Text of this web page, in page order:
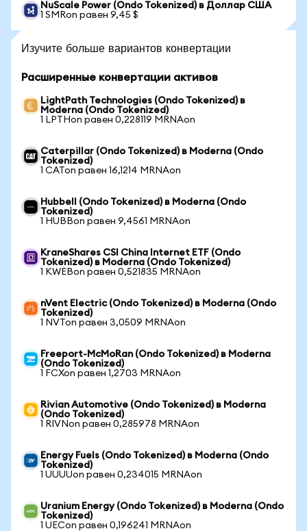
NuScale Power (Ondo Tokenized) в Доллар США
1 SMRon равен 9,45 $
Изучите больше вариантов конвертации
Расширенные конвертации активов
LightPath Technologies (Ondo Tokenized) в
Moderna (Ondo Tokenized)
1 LPTHon равен 0,228119 MRNAon
Caterpillar (Ondo Tokenized) в Moderna (Ondo
Tokenized)
1 CATon равен 16,1214 MRNAon
Hubbell (Ondo Tokenized) в Moderna (Ondo
Tokenized)
1 HUBBon равен 9,4561 MRNAon
KraneShares CSI China Internet ETF (Ondo
Tokenized) в Moderna (Ondo Tokenized)
1 KWEBon равен 0,521835 MRNAon
nVent Electric (Ondo Tokenized) в Moderna (Ondo
Tokenized)
1 NVTon равен 3,0509 MRNAon
Freeport-McMoRan (Ondo Tokenized) в Moderna
(Ondo Tokenized)
1 FCXon равен 1,2703 MRNAon
Rivian Automotive (Ondo Tokenized) в Moderna
(Ondo Tokenized)
1 RIVNon равен 0,285978 MRNAon
Energy Fuels (Ondo Tokenized) в Moderna (Ondo
Tokenized)
1 UUUUon равен 0,234015 MRNAon
Uranium Energy (Ondo Tokenized) в Moderna (Ondo
Tokenized)
1 UECon равен 0,196241 MRNAon